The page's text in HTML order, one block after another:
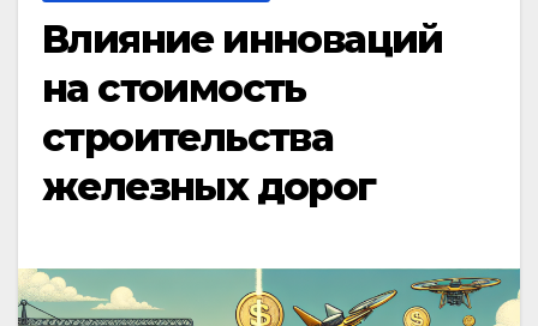
Влияние инноваций
на стоимость
строительства
железных дорог